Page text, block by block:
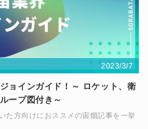
2023/3/7
ョインガイド！～ ロケット、衛
ープ図付き～
た方向けにおススメの宙畑記事を一挙